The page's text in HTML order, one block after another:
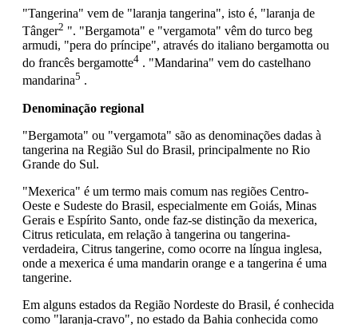
"Tangerina" vem de "laranja tangerina", isto é, "laranja de
Tânger2 ". "Bergamota" e "vergamota" vêm do turco beg
armudi, "pera do príncipe", através do italiano bergamotta ou
do francês bergamotte4 . "Mandarina" vem do castelhano
mandarina5 .
Denominação regional
"Bergamota" ou "vergamota" são as denominações dadas à
tangerina na Região Sul do Brasil, principalmente no Rio
Grande do Sul.
"Mexerica" é um termo mais comum nas regiões Centro-
Oeste e Sudeste do Brasil, especialmente em Goiás, Minas
Gerais e Espírito Santo, onde faz-se distinção da mexerica,
Citrus reticulata, em relação à tangerina ou tangerina-
verdadeira, Citrus tangerine, como ocorre na língua inglesa,
onde a mexerica é uma mandarin orange e a tangerina é uma
tangerine.
Em alguns estados da Região Nordeste do Brasil, é conhecida
como "laranja-cravo", no estado da Bahia conhecida como